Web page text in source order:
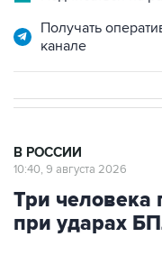
Три человека
при ударах
Москва. 9 августа.